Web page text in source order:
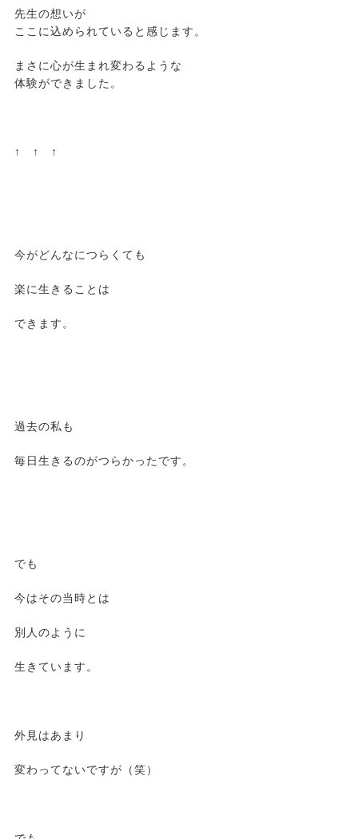
先生の想いが
ここに込められていると感じます。
まさに心が生まれ変わるような
体験ができました。
↑ ↑ ↑
今がどんなにつらくても
楽に生きることは
できます。
過去の私も
毎日生きるのがつらかったです。
でも
今はその当時とは
別人のように
生きています。
外見はあまり
変わってないですが（笑）